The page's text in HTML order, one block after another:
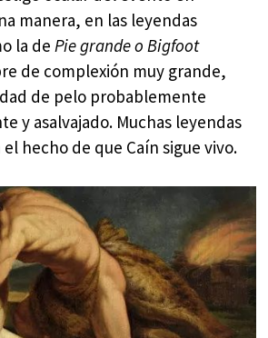
manera, en las leyendas
la dePie grande o Bigfoot
de complexión muy grande,
de pelo probablemente
y asalvajado. Muchas leyendas
hecho de que Caín sigue vivo.